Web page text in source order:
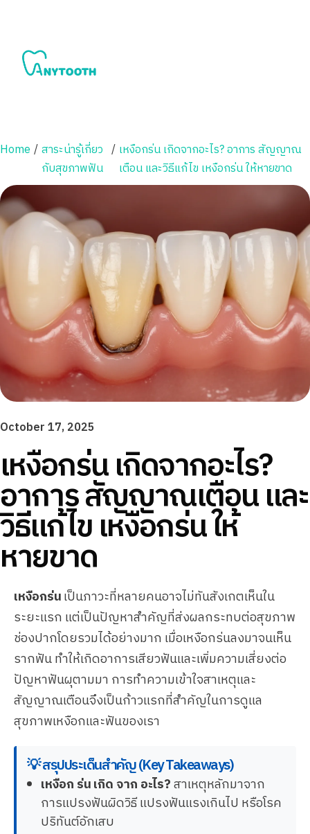
Home /สาระน่ารู้เกี่ยว
กับสุขภาพฟัน
/ เหงือกร่น เกิดจากอะไร? อาการ สัญญาณ
เตือน และวิธีแก้ไข เหงือกร่น ให้หายขาด
October 17, 2025
เหงือกร่น เกิดจากอะไร?
อาการ สัญญาณเตือน และ
วิธีแก้ไข เหงือกร่น ให้
หายขาด
เหงือกร่นเป็นภาวะที่หลายคนอาจไม่ทันสังเกตเห็นใน
ระยะแรก แต่เป็นปัญหาสำคัญที่ส่งผลกระทบต่อสุขภาพ
ช่องปากโดยรวมได้อย่างมาก เมื่อเหงือกร่นลงมาจนเห็น
รากฟัน ทำให้เกิดอาการเสียวฟันและเพิ่มความเสี่ยงต่อ
ปัญหาฟันผุตามมา การทำความเข้าใจสาเหตุและ
สัญญาณเตือนจึงเป็นก้าวแรกที่สำคัญในการดูแล
สุขภาพเหงือกและฟันของเรา
💡 สรุปประเด็นสำคัญ (Key Takeaways)
เหงือก ร่น เกิด จาก อะไร?สาเหตุหลักมาจาก
การแปรงฟันผิดวิธี แปรงฟันแรงเกินไป หรือโรค
ปริทันต์อักเสบ